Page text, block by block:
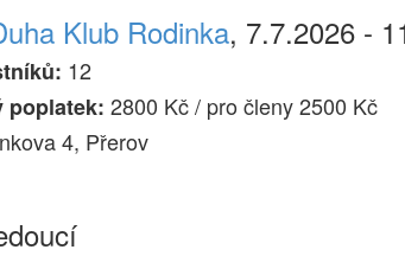
Klub Rodinka, 7.7.2026 -
12
poplatek: 2800 Kč / pro členy 2500 Kč
4, Přerov